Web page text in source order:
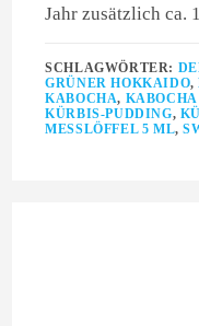
Jahr zusätzlich ca.
SCHLAGWÖRTER:
GRÜNER HOKKAIDO,
KABOCHA,
KÜRBIS-PUDDING,
MESSLÖFFEL 5 ML,